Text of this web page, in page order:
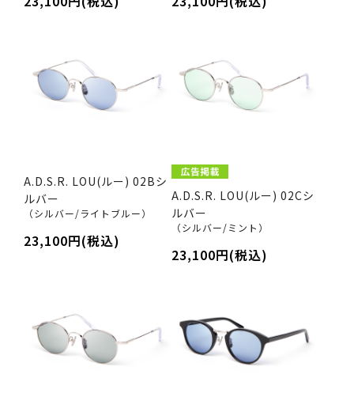
A.D.S.R. LOU(ルー) 02Bシ
ルバー
（シルバー/ライトブルー）
23,100円(税込)
A.D.S.R. LOU(ルー) 02Cシ
ルバー
（シルバー/ミント）
23,100円(税込)